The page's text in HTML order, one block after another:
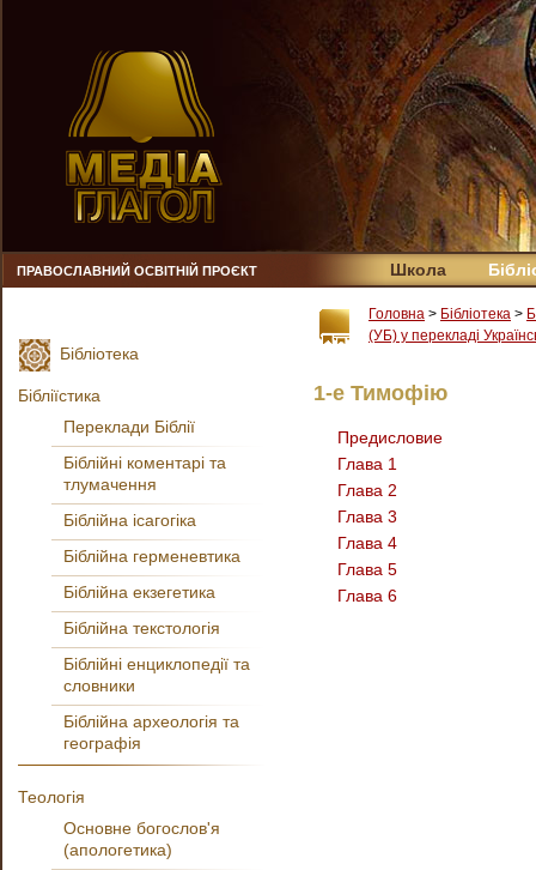
ПРАВОСЛАВНИЙ ОСВІТНІЙ ПРОЄКТ Школа
Головна > Бібліотека >
(УБ) у перекладі
1-е Тимофiю
Предисловие
Глава 1
Глава 2
Глава 3
Глава 4
Глава 5
Глава 6
Бібліотека
Бібліїстика
Переклади Біблії
Біблійні коментарі та
тлумачення
Біблійна ісагогіка
Біблійна герменевтика
Біблійна екзегетика
Біблійна текстологія
Біблійні енциклопедії та
словники
Біблійна археологія та
географія
Теологія
Основне богослов'я
(апологетика)